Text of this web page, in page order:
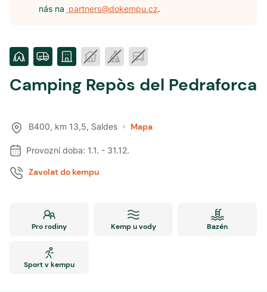
nás na partners@dokempu.cz.
Camping Repòs del Pedraforca
B400, km 13,5, Saldes Mapa
Provozní doba: 1.1. - 31.12.
Zavolat do kempu
Pro rodiny Kemp u vody Bazén
Sport v kempu